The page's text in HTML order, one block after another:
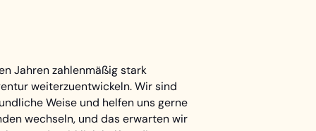
Jahren zahlenmäßig stark
weiterzuentwickeln. Wir sind
Weise und helfen uns gerne
wechseln, und das erwarten wir